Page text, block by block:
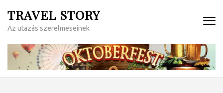
content
Enter)
TRAVEL STORY
Az utazás szerelmeseinek